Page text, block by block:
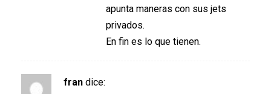
apunta maneras con sus jets
privados.
En fin es lo que tienen.
fran dice: